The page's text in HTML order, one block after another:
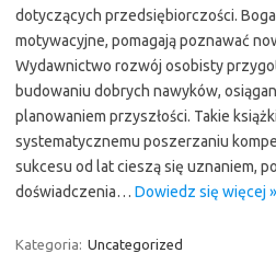
dotyczących przedsiębiorczości.
motywacyjne, pomagają poznawać
Wydawnictwo rozwój osobisty
budowaniu dobrych nawyków,
planowaniem przyszłości. Takie
systematycznemu poszerzaniu
sukcesu od lat cieszą się uznaniem,
doświadczenia… Dowiedz się więcej »
Kategoria: Uncategorized